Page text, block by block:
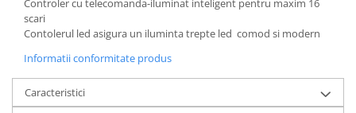
Lustra led de la 51w la 99w (max
25- 30mp)
Lustra led de la 100w la 200w (max
50-60mp)
Lustra led peste 200W
Lustra led Aurie
Controler cu telecomanda-iluminat inteligent pentru maxim 16
scari
Contolerul led asigura un iluminta trepte led comod si modern
Informatii conformitate produs
Caracteristici